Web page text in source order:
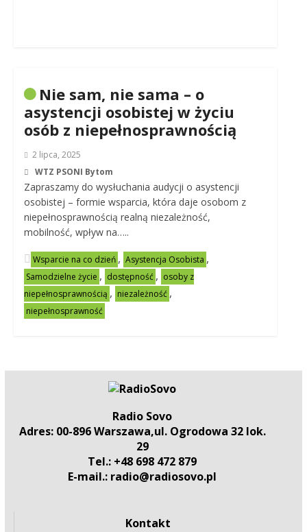
Nie sam, nie sama – o
asystencji osobistej w życiu
osób z niepełnosprawnością
2 lipca, 2025
WTZ PSONI Bytom
Zapraszamy do wysłuchania audycji o asystencji
osobistej – formie wsparcia, która daje osobom z
niepełnosprawnością realną niezależność,
mobilność, wpływ na…..
Wsparcie na co dzień , Asystencja Osobista ,
Samodzielne życie , dostępność , osoby z
niepełnosprawnością , niezależność ,
niepełnosprawność
Radio Sovo
Adres: 00-896 Warszawa,ul. Ogrodowa 32 lok.
29
Tel.: +48 698 472 879
E-mail.: radio@radiosovo.pl
Kontakt